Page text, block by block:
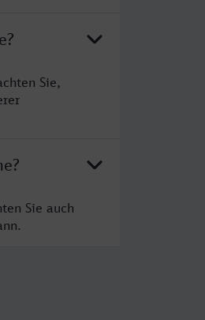
Sie,
Sie auch